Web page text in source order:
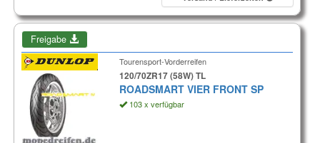
Freigabe
Tourensport-Vorderreifen
120/70ZR17 (58W) TL
ROADSMART VIER FRONT SP
103 x verfügbar